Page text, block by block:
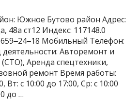
Южное Бутово район Адрес:
48а ст12 Индекс: 117148.0
Мобильный Телефон:
Авторемонт и
Аренда спецтехники,
ремонт Время работы:
Вт: с 10:00 до 17:00, Ср: с 10:00
до …